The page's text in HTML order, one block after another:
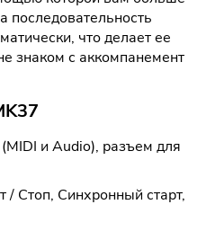
последовательность
что делает ее
знаком с аккомпанемент
и Audio), разъем для
/ Стоп, Синхронный старт,